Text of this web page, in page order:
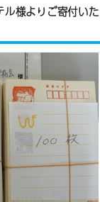
様よりご寄付いた